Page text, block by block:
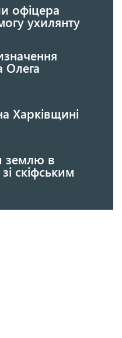
офіцера
ухилянту
Олега
Харківщині
землю в
скіфським